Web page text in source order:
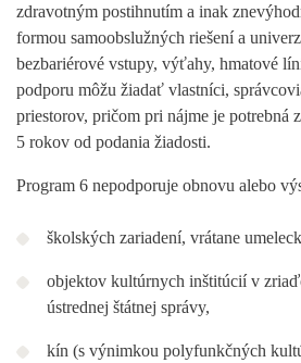
zdravotným postihnutím a inak
formou samoobslužných riešení a
bezbariérové vstupy, výťahy, hmatové
podporu môžu žiadať vlastníci,
priestorov, pričom pri nájme je potrebná
5 rokov od podania žiadosti.
Program 6 nepodporuje obnovu alebo
školských zariadení, vrátane
objektov kultúrnych inštitúcií v
ústrednej štátnej správy,
kín (s výnimkou polyfunkčných